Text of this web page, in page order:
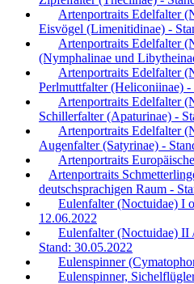
Artenportraits Edelfalter
Eisvögel (Limenitidinae) -
Artenportraits Edelfalter
(Nymphalinae und
Artenportraits Edelfalter
Perlmuttfalter (Heliconiinae) -
Artenportraits Edelfalter
Schillerfalter (Apaturinae) -
Artenportraits Edelfalter
Augenfalter (Satyrinae) -
Artenportraits
Artenportraits
deutschsprachigen Raum -
Eulenfalter (Noctuidae) I
12.06.2022
Eulenfalter (Noctuidae) II
Stand: 30.05.2022
Eulenspinner
Eulenspinner,